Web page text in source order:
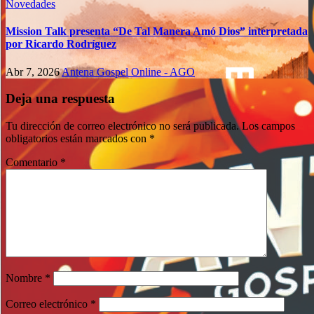
Novedades
Mission Talk presenta “De Tal Manera Amó Dios” interpretada
por Ricardo Rodríguez
Abr 7, 2026Antena Gospel Online - AGO
Deja una respuesta
Tu dirección de correo electrónico no será publicada. Los campos
obligatorios están marcados con *
Comentario *
Nombre *
Correo electrónico *